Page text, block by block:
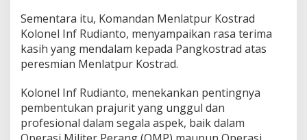
Sementara itu, Komandan Menlatpur Kostrad
Kolonel Inf Rudianto, menyampaikan rasa terima
kasih yang mendalam kepada Pangkostrad atas
peresmian Menlatpur Kostrad.
Kolonel Inf Rudianto, menekankan pentingnya
pembentukan prajurit yang unggul dan
profesional dalam segala aspek, baik dalam